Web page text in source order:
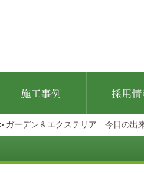
＞ ガーデン＆エクステリア 今日の出